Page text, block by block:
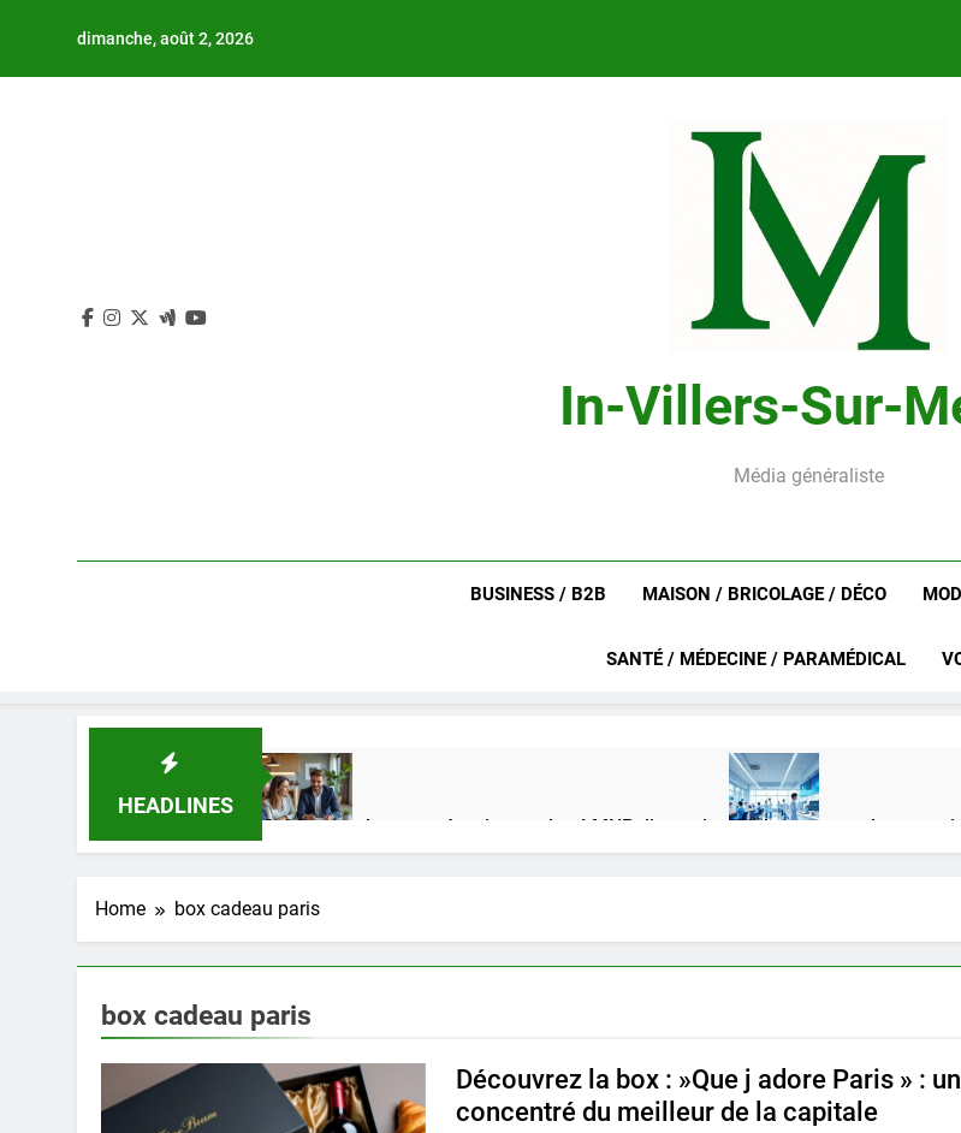
dimanche, août 2, 2026
In-Villers-Sur-
Média généraliste
BUSINESS / B2B MAISON / BRICOLAGE / DÉCO
SANTÉ / MÉDECINE / PARAMÉDICAL
HEADLINES
Guide complet pour réussir un achat LMNP d’occasion
2 Semaines Ago
Ifdak : comprendre ses
4 Mois Ago
Quel est le salaire de Myriam Seurat en 2025 ?
4 Mois Ago
Okrami : comprendre ses
4 Mois Ago
Découvrez notre test d’orientation gratuit spécialement conçu pour collégiens et
4 Mois Ago
Home box cadeau paris
box cadeau paris
Découvrez la box : »Que j adore Paris » : un
concentré du meilleur de la capitale